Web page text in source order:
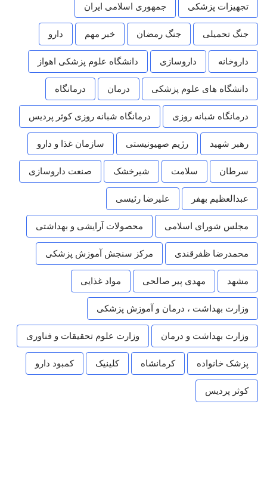
تجهیزات پزشکی جمهوری اسلامی ایران
جنگ تحمیلی جنگ رمضان خبر مهم دارو
داروخانه داروسازی دانشگاه علوم پزشکی اهواز
دانشگاه های علوم پزشکی درمان درمانگاه
درمانگاه شبانه روزی درمانگاه شبانه روزی کوثر پردیس
رهبر شهید رژیم صهیونیستی سازمان غذا و دارو
سرطان سلامت شیرخشک صنعت داروسازی
عبدالعظیم بهفر علیرضا رئیسی
مجلس شورای اسلامی محصولات آرایشی و بهداشتی
محمدرضا ظفرقندی مرکز سنجش آموزش پزشکی
مشهد مهدی پیر صالحی مواد غذایی
وزارت بهداشت ، درمان و آموزش پزشکی
وزارت بهداشت و درمان وزارت علوم تحقیقات و فناوری
پزشک خانواده کرمانشاه کلینیک کمبود دارو
کوثر پردیس